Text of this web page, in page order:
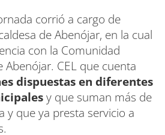
corrió a cargo de
de Abenójar, en la cual
con la Comunidad
Abenójar. CEL que cuenta
dispuestas en diferentes
y que suman más de
y que ya presta servicio a